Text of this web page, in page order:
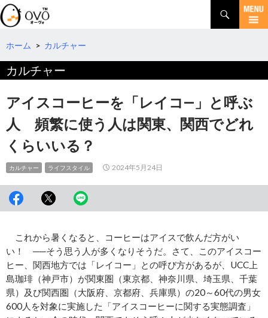
検
索
コ
テ
ツ
へ
移
ホーム > カルチャー
カルチャー
アイスコーヒーを「レイコ―」と呼ぶ
人 頻繁に使う人は関東、関西でどれ
くらいいる？
カルチャー ライフスタイル 2024年5月24日
これから暑くなると、コーヒーはアイスで飲んだ方がい
い！ ──そう思う人が多くなりそうだ。さて、このアイスコー
ヒー、関西地方では「レイコー」との呼び方があるが、UCC上
島珈琲（神戸市）が関東圏（東京都、神奈川県、埼玉県、千葉
県）及び関西圏（大阪府、京都府、兵庫県）の20～60代の男女
600人を対象に実施した「アイスコーヒーに関する実態調査」